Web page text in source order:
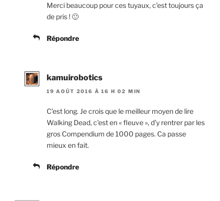
Merci beaucoup pour ces tuyaux, c’est toujours ça
de pris ! 🙂
Répondre
kamuirobotics
19 AOÛT 2016 À 16 H 02 MIN
C’est long. Je crois que le meilleur moyen de lire
Walking Dead, c’est en « fleuve », d’y rentrer par les
gros Compendium de 1000 pages. Ca passe
mieux en fait.
Répondre